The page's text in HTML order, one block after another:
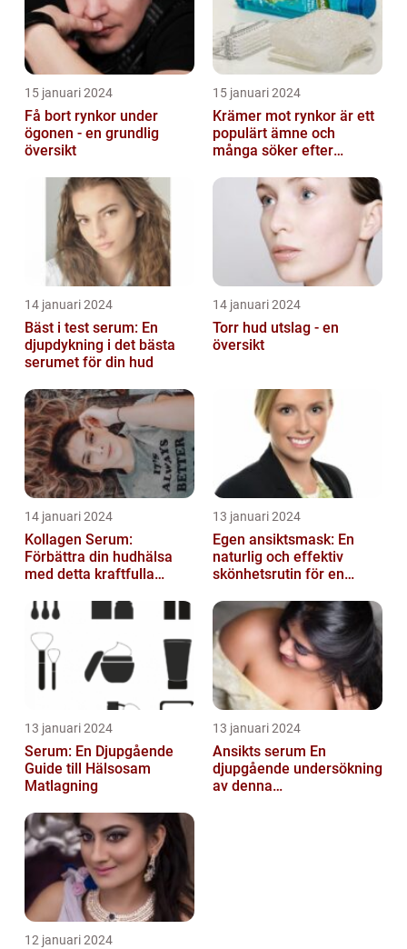
15 januari 2024
Få bort rynkor under
ögonen - en grundlig
översikt
15 januari 2024
Krämer mot rynkor är ett
populärt ämne och
många söker efter
fungerar
14 januari 2024
Bäst i test serum: En
djupdykning i det bästa
serumet för din hud
14 januari 2024
Torr hud utslag - en
översikt
14 januari 2024
Kollagen Serum:
Förbättra din hudhälsa
med detta kraftfulla
13 januari 2024
Egen ansiktsmask: En
naturlig och effektiv
skönhetsrutin för en
13 januari 2024
Serum: En Djupgående
Guide till Hälsosam
Matlagning
13 januari 2024
Ansikts serum En
djupgående undersökning
av denna
12 januari 2024